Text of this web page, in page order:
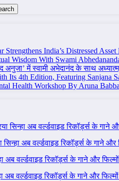
Strengthens India’s Distressed
Wisdom With Swami
अनुजा’ में स्वामी अभेदानंद के साथ
Its 4th Edition, Featuring Sanjana
Health Workshop By Aruna
सिन्हा अब वर्ल्डवाइड रिकॉर्ड्स के
सिन्हा अब वर्ल्डवाइड रिकॉर्ड्स के गाने
अब वर्ल्डवाइड रिकॉर्ड्स के गाने और
अब वर्ल्डवाइड रिकॉर्ड्स के गाने और